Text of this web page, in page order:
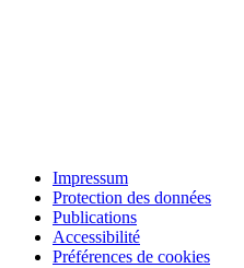
Impressum
Protection des données
Publications
Accessibilité
Préférences de cookies